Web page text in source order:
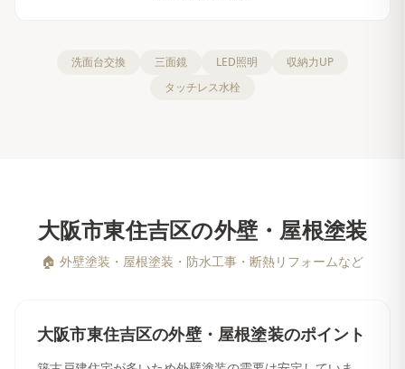
洗面台交換 三面鏡 LED照明
収納力UP
タッチレス水栓
大阪市東住吉区の外壁・屋根塗装
🏠 外壁塗装・屋根塗装・防水工事・断熱リフォームなど
大阪市東住吉区の外壁・屋根塗装のポイント